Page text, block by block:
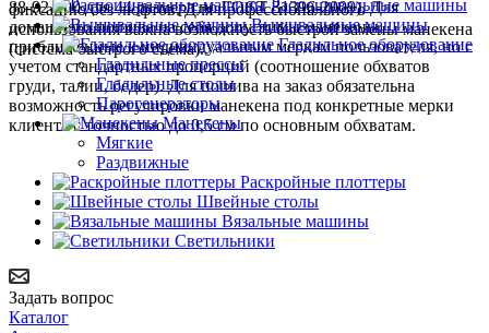
фиксацию без люфтов. Для профессионального
использования важна возможность быстрой замены манекена
(система быстрого съема).
88-92-100 для 44 размера по ГОСТ 31396-2009). Для
домашнего пошива на себя допустимы манекены,
приближенные к индивидуальным меркам пользователя, но с
учетом стандартных пропорций (соотношение обхватов
груди, талии, бедер). Для пошива на заказ обязательна
возможность регулировки манекена под конкретные мерки
клиента с точностью до 0,5 см по основным обхватам.
Распошивальные машины
Вышивальные машины
Гладильное оборудование
Гладильные прессы
Гладильные столы
Парогенераторы
Манекены
Мягкие
Раздвижные
Раскройные плоттеры
Швейные столы
Вязальные машины
Светильники
Задать вопрос
Каталог